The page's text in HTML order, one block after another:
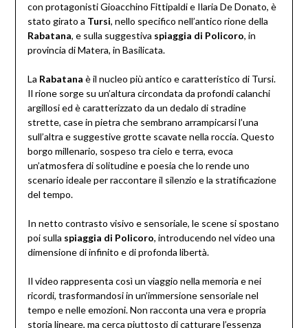
con protagonisti Gioacchino Fittipaldi e Ilaria De Donato, è
stato girato a Tursi, nello specifico nell’antico rione della
Rabatana, e sulla suggestiva spiaggia di Policoro, in
provincia di Matera, in Basilicata.
La Rabatana è il nucleo più antico e caratteristico di Tursi.
Il rione sorge su un’altura circondata da profondi calanchi
argillosi ed è caratterizzato da un dedalo di stradine
strette, case in pietra che sembrano arrampicarsi l’una
sull’altra e suggestive grotte scavate nella roccia. Questo
borgo millenario, sospeso tra cielo e terra, evoca
un’atmosfera di solitudine e poesia che lo rende uno
scenario ideale per raccontare il silenzio e la stratificazione
del tempo.
In netto contrasto visivo e sensoriale, le scene si spostano
poi sulla spiaggia di Policoro, introducendo nel video una
dimensione di infinito e di profonda libertà.
Il video rappresenta così un viaggio nella memoria e nei
ricordi, trasformandosi in un’immersione sensoriale nel
tempo e nelle emozioni. Non racconta una vera e propria
storia lineare, ma cerca piuttosto di catturare l’essenza